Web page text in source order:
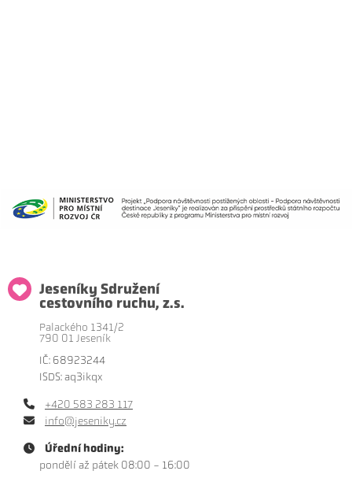
Jeseníky Sdružení
cestovního ruchu, z.s.
Palackého 1341/2
790 01 Jeseník
IČ: 68923244
ISDS: aq3ikqx
+420 583 283 117
info@jeseniky.cz
Úřední hodiny:
pondělí až pátek 08:00 - 16:00